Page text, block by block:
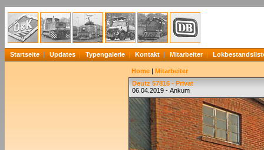
Startseite Updates Typengalerie Kontakt Mitarbeiter
Home | Mitarbeiter
Deutz 57816 - Privat
06.04.2019 - Ankum